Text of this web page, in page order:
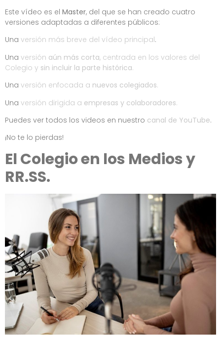
Este vídeo es el Master, del que se han creado cuatro
versiones adaptadas a diferentes públicos:
Una versión más breve del vídeo principal.
Una versión aún más corta, centrada en los valores del
Colegio y sin incluir la parte histórica.
Una versión enfocada a nuevos colegiados.
Una versión dirigida a empresas y colaboradores.
Puedes ver todos los videos en nuestro canal de YouTube.
¡No te lo pierdas!
El Colegio en los Medios y
RR.SS.